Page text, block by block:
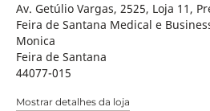
Av. Getúlio Vargas, 2525, Loja 11,
Feira de Santana Medical e
Monica
Feira de Santana
44077-015
Mostrar detalhes da loja